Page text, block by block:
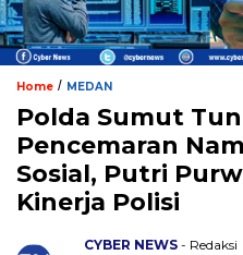
Home / MEDAN
Polda Sumut
Pencemaran
Sosial, Putri
Kinerja Polisi
CYBER NEWS - Redaksi